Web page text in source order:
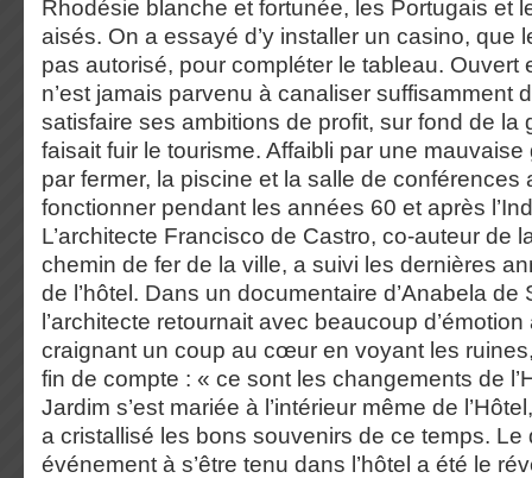
Rhodésie blanche et fortunée, les Portugais et
aisés. On a essayé d’y installer un casino, que
pas autorisé, pour compléter le tableau. Ouvert
n’est jamais parvenu à canaliser suffisamment
satisfaire ses ambitions de profit, sur fond de la
faisait fuir le tourisme. Affaibli par une mauvaise
par fermer, la piscine et la salle de conférences
fonctionner pendant les années 60 et après
L’architecte Francisco de Castro, co-auteur de
chemin de fer de la ville, a suivi les dernières
de l’hôtel. Dans un documentaire d’Anabela de
l’architecte retournait avec beaucoup
craignant un coup au cœur en voyant les
fin de compte : « ce sont les changements de
Jardim s’est mariée à l’intérieur même de
a cristallisé les bons souvenirs de ce temps. Le
événement à s’être tenu dans l’hôtel a été le